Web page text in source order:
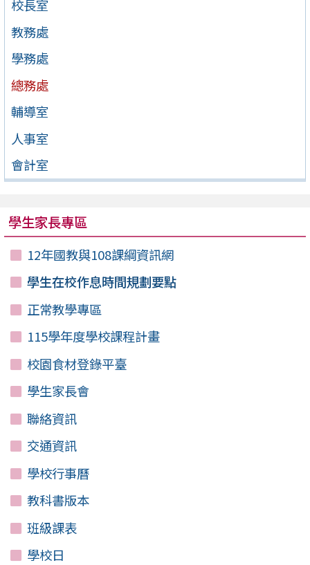
校長室
教務處
學務處
總務處
輔導室
人事室
會計室
學生家長專區
12年國教與108課綱資訊網
學生在校作息時間規劃要點
正常教學專區
115學年度學校課程計畫
校園食材登錄平臺
學生家長會
聯絡資訊
交通資訊
學校行事曆
教科書版本
班級課表
學校日